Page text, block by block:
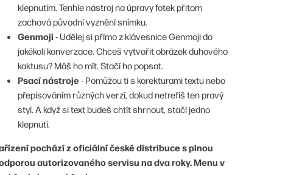
klepnutím. Tenhle nástroj na úpravy fotek přitom
zachová původní vyznění snímku.
Genmoji - Udělej si přímo z klávesnice Genmoji do
jakékoli konverzace. Chceš vytvořit obrázek duhového
kaktusu? Máš ho mít. Stačí ho popsat.
Psací nástroje- Pomůžou ti s korekturami textu nebo
přepisováním různých verzí, dokud netrefíš ten pravý
styl. A když si text budeš chtít shrnout, stačí jedno
klepnutí.
pochází z oficiální české distribuce s plnou
autorizovaného servisu na dva roky. Menu v